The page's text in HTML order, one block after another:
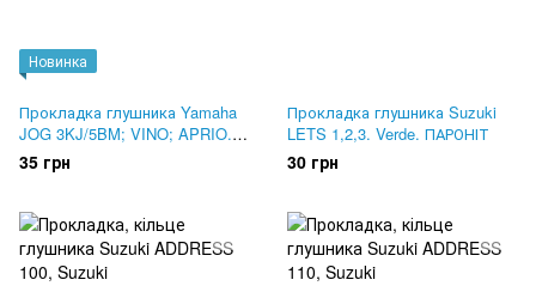
Новинка
Прокладка глушника Yamaha
JOG 3KJ/5BM; VINO; APRIO.
Пароніт
35 грн
Прокладка глушника Suzuki
LETS 1,2,3. Verde. ПАРОНІТ
30 грн